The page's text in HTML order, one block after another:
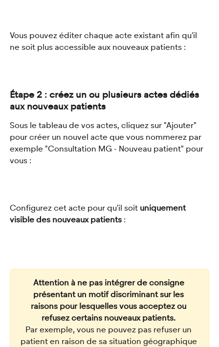
Vous pouvez éditer chaque acte existant afin qu'il
ne soit plus accessible aux nouveaux patients :
Étape 2 : créez un ou plusieurs actes dédiés
aux nouveaux patients
Sous le tableau de vos actes, cliquez sur "Ajouter"
pour créer un nouvel acte que vous nommerez par
exemple "Consultation MG - Nouveau patient" pour
vous :
﻿Configurez cet acte pour qu'il soit uniquement
visible des nouveaux patients :
Attention à ne pas intégrer de consigne
présentant un motif discriminant sur les
raisons pour lesquelles vous acceptez ou
refusez certains nouveaux patients.
Par exemple, vous ne pouvez pas refuser un
patient en raison de sa situation géographique